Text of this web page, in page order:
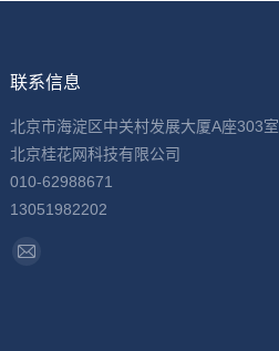
联系信息
北京市海淀区中关村发展大厦A座303室
北京桂花网科技有限公司
010-62988671
13051982202
找到我们：
Mail